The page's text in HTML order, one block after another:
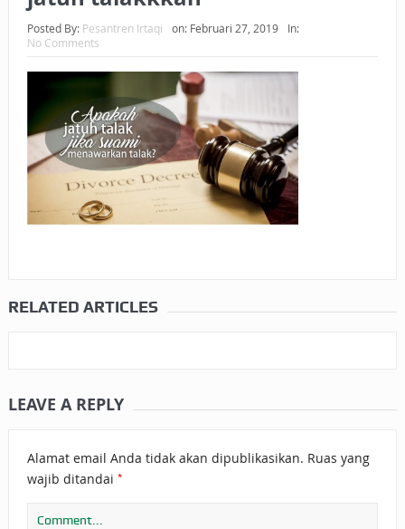
HUKUM MEMBAYAR ZAKAT DENGAN CARA MENGANGSUR
HUKUM MEMBAYAR ZAKAT KEPADA KERABAT SENDIRI
Posted By: Pesantren Irtaqi on: Februari 27, 2019
In:
No Comments
RELATED ARTICLES
LEAVE A REPLY
Alamat email Anda tidak akan dipublikasikan. Ruas yang
wajib ditandai *